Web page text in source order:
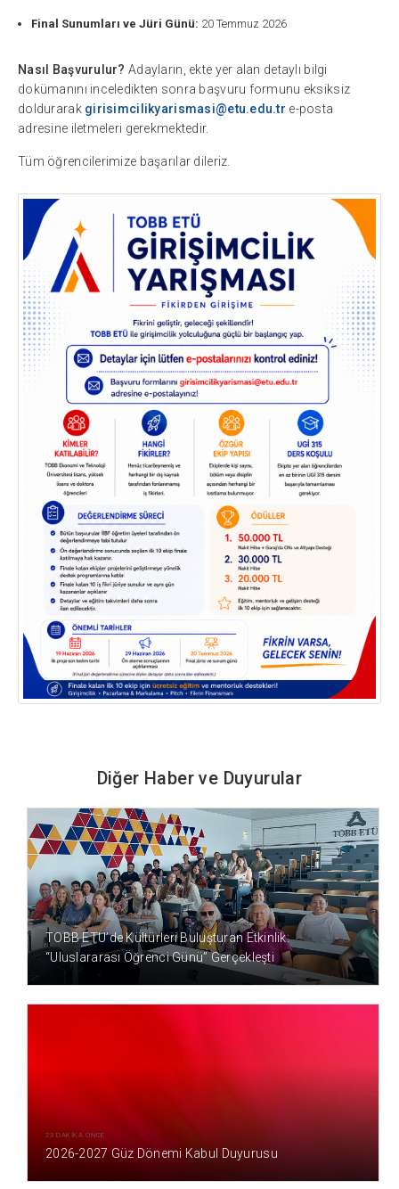
Final Sunumları ve Jüri Günü: 20 Temmuz 2026
Nasıl Başvurulur? Adayların, ekte yer alan detaylı bilgi
dokümanını inceledikten sonra başvuru formunu eksiksiz
doldurarak girisimcilikyarismasi@etu.edu.tr e-posta
adresine iletmeleri gerekmektedir.
Tüm öğrencilerimize başarılar dileriz.
Diğer Haber ve Duyurular
16 DAKİKA ÖNCE
TOBB ETÜ’de Kültürleri Buluşturan Etkinlik:
“Uluslararası Öğrenci Günü” Gerçekleşti
23 DAKİKA ÖNCE
2026-2027 Güz Dönemi Kabul Duyurusu